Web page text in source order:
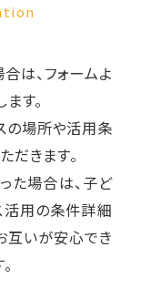
は、フォームよ
す。
の場所や活用条
だきます。
た場合は、子ど
活用の条件詳細
互いが安心でき